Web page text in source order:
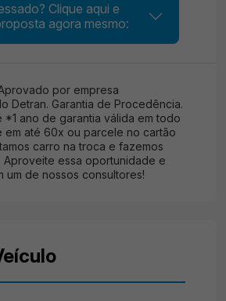
Clique aqui e
agora mesmo:
por empresa
Detran. Garantia de Procedência.
*1 ano de garantia válida em todo
em até 60x ou parcele no cartão
carro na troca e fazemos
Aproveite essa oportunidade e
um de nossos consultores!